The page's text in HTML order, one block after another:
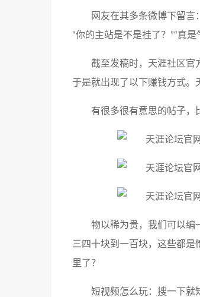
网友在其多条微博下留言
“你的主站是不是挂了？”“真
截至发稿时，天涯社区官
于是就出现了以下赚钱方式。
有很多很有意思的帖子，
物以稀为贵，我们可以编
三四十块到一百块，这些都
里了？
短视频怎么玩：搜一下就